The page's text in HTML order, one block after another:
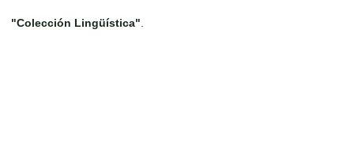
"Colección Lingüística"